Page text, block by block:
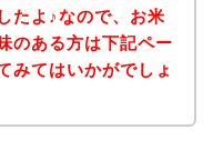
たよ♪なので、お米
のある方は下記ペー
みてはいかがでしょ